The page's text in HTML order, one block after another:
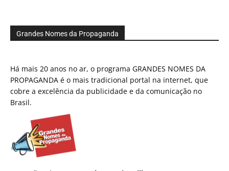
Grandes Nomes da Propaganda
Há mais 20 anos no ar, o programa GRANDES NOMES DA
PROPAGANDA é o mais tradicional portal na internet, que
cobre a excelência da publicidade e da comunicação no
Brasil.